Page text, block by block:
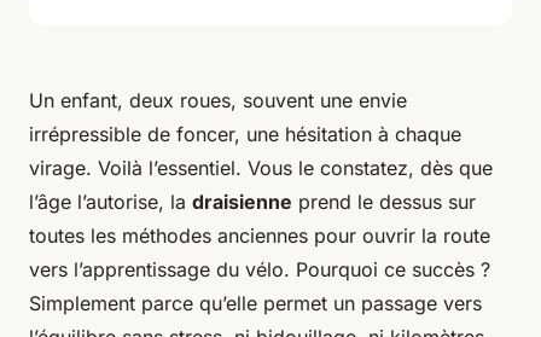
Un enfant, deux roues, souvent une envie
irrépressible de foncer, une hésitation à chaque
virage. Voilà l’essentiel. Vous le constatez, dès que
l’âge l’autorise, la draisienne prend le dessus sur
toutes les méthodes anciennes pour ouvrir la route
vers l’apprentissage du vélo. Pourquoi ce succès ?
Simplement parce qu’elle permet un passage vers